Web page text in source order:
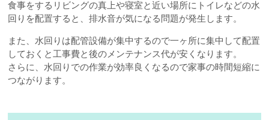
食事をするリビングの真上や寝室と近い場所にトイレなどの水
回りを配置すると、排水音が気になる問題が発生します。
また、水回りは配管設備が集中するので一ヶ所に集中して配置
しておくと工事費と後のメンテナンス代が安くなります。
さらに、水回りでの作業が効率良くなるので家事の時間短縮に
つながります。